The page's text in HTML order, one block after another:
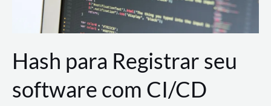
Hash para Registrar seu
software com CI/CD